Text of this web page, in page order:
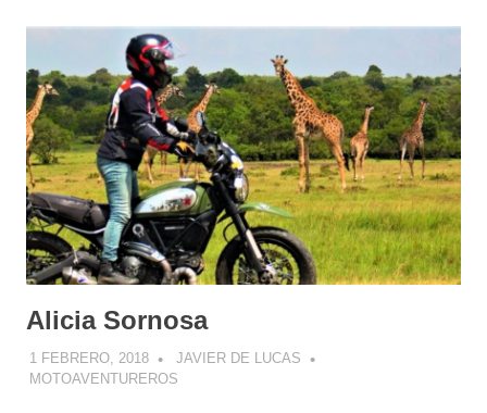
Alicia Sornosa
1 FEBRERO, 2018
JAVIER DE LUCAS
MOTOAVENTUREROS